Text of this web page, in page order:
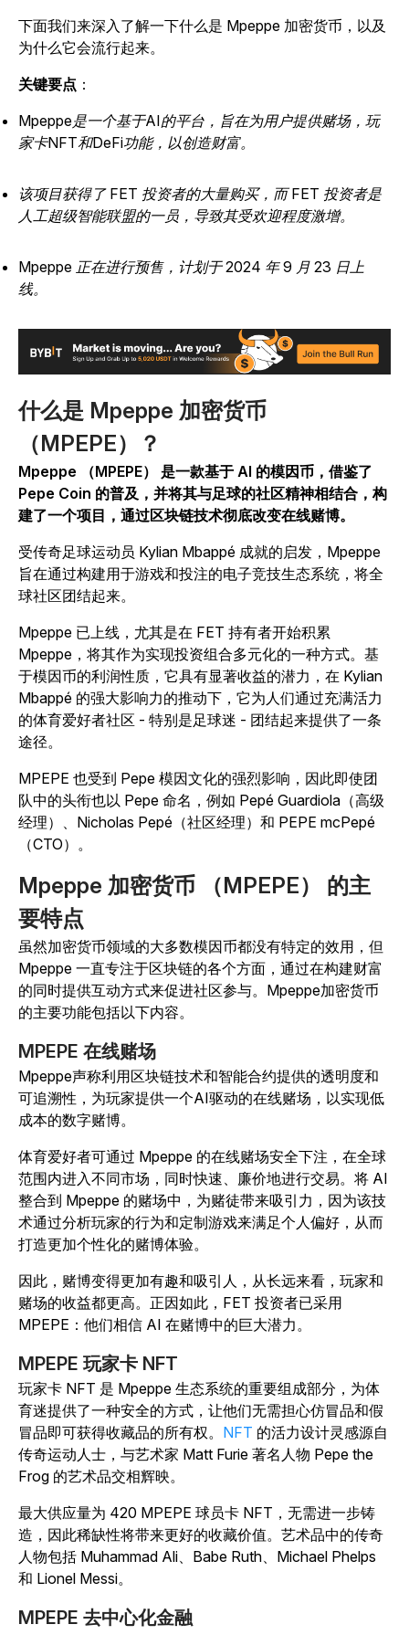
下面我们来深入了解一下什么是 Mpeppe 加密货币，以及
为什么它会流行起来。
关键要点 ：
Mpeppe是一个基于AI的平台，旨在为用户提供赌场，玩
家卡NFT和DeFi功能，以创造财富。
该项目获得了 FET 投资者的大量购买，而 FET 投资者是
人工超级智能联盟的一员，导致其受欢迎程度激增。
Mpeppe 正在进行预售，计划于 2024 年 9 月 23 日上
线。
什么是 Mpeppe 加密货币
（MPEPE）？
Mpeppe （MPEPE） 是一款基于 AI 的模因币，借鉴了
Pepe Coin 的普及，并将其与足球的社区精神相结合，构
建了一个项目，通过区块链技术彻底改变在线赌博。
受传奇足球运动员 Kylian Mbappé 成就的启发，Mpeppe
旨在通过构建用于游戏和投注的电子竞技生态系统，将全
球社区团结起来。
Mpeppe 已上线，尤其是在 FET 持有者开始积累
Mpeppe，将其作为实现投资组合多元化的一种方式。基
于模因币的利润性质，它具有显著收益的潜力，在 Kylian
Mbappé 的强大影响力的推动下，它为人们通过充满活力
的体育爱好者社区 - 特别是足球迷 - 团结起来提供了一条
途径。
MPEPE 也受到 Pepe 模因文化的强烈影响，因此即使团
队中的头衔也以 Pepe 命名，例如 Pepé Guardiola（高级
经理）、Nicholas Pepé（社区经理）和 PEPE mcPepé
（CTO）。
Mpeppe 加密货币 （MPEPE） 的主
要特点
虽然加密货币领域的大多数模因币都没有特定的效用，但
Mpeppe 一直专注于区块链的各个方面，通过在构建财富
的同时提供互动方式来促进社区参与。Mpeppe加密货币
的主要功能包括以下内容。
MPEPE 在线赌场
Mpeppe声称利用区块链技术和智能合约提供的透明度和
可追溯性，为玩家提供一个AI驱动的在线赌场，以实现低
成本的数字赌博。
体育爱好者可通过 Mpeppe 的在线赌场安全下注，在全球
范围内进入不同市场，同时快速、廉价地进行交易。将 AI
整合到 Mpeppe 的赌场中，为赌徒带来吸引力，因为该技
术通过分析玩家的行为和定制游戏来满足个人偏好，从而
打造更加个性化的赌博体验。
因此，赌博变得更加有趣和吸引人，从长远来看，玩家和
赌场的收益都更高。正因如此，FET 投资者已采用
MPEPE：他们相信 AI 在赌博中的巨大潜力。
MPEPE 玩家卡 NFT
玩家卡 NFT 是 Mpeppe 生态系统的重要组成部分，为体
育迷提供了一种安全的方式，让他们无需担心仿冒品和假
冒品即可获得收藏品的所有权。 NFT 的活力设计灵感源自
传奇运动人士，与艺术家 Matt Furie 著名人物 Pepe the
Frog 的艺术品交相辉映。
最大供应量为 420 MPEPE 球员卡 NFT，无需进一步铸
造，因此稀缺性将带来更好的收藏价值。艺术品中的传奇
人物包括 Muhammad Ali、Babe Ruth、Michael Phelps
和 Lionel Messi。
MPEPE 去中心化金融